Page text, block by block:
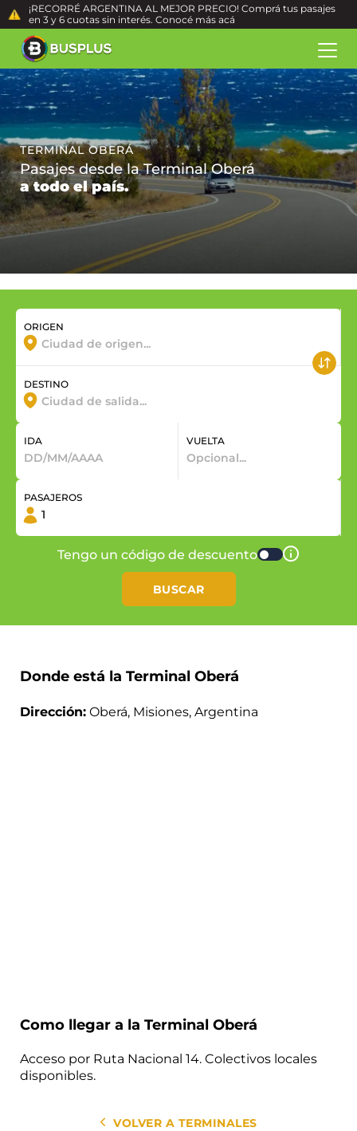
¡RECORRÉ ARGENTINA AL MEJOR PRECIO! Comprá tus pasajes
en 3 y 6 cuotas sin interés. Conocé más acá
TERMINAL OBERÁ
Pasajes desde la Terminal Oberá
a todo el país.
ORIGEN
DESTINO
IDA VUELTA
PASAJEROS
BUSCAR
Tengo un código de descuento
Donde está la Terminal Oberá
Dirección:Oberá, Misiones, Argentina
Como llegar a la Terminal Oberá
Acceso por Ruta Nacional 14. Colectivos locales
disponibles.
VOLVER A TERMINALES